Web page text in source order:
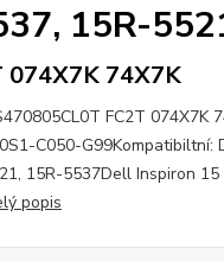
15R-
074X7K 74X7K
FC2T 074X7K
C050-G99Kompatibiltní:
15R-5537Dell Inspiron
popis